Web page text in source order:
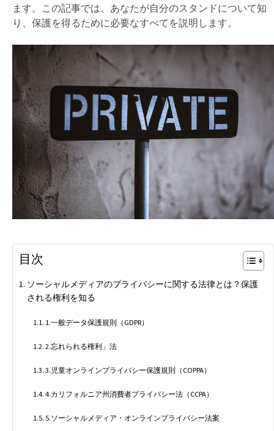
ます。この記事では、あなたが自分のスタンドについて知
り、保護を得るために必要なすべてを説明します。
目次
ソーシャルメディアのプライバシーに関する法律とは？保護
される権利を知る
1.一般データ保護規則（GDPR）
2.忘れられる権利」法
3.児童オンラインプライバシー保護規則（COPPA）
4.カリフォルニア州消費者プライバシー法（CCPA）
5.ソーシャルメディア・オンラインプライバシー法案